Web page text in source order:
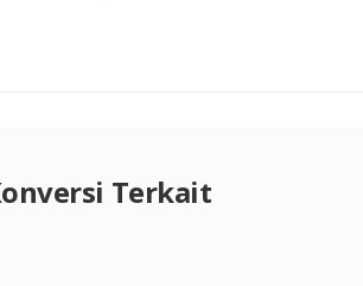
Terkait